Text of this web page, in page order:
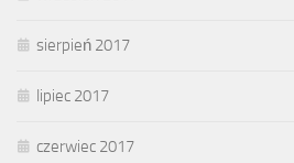
sierpień 2017
lipiec 2017
czerwiec 2017